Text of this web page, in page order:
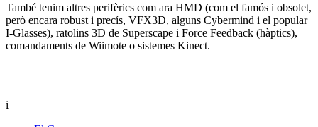
També tenim altres perifèrics com ara HMD (com el famós i obsolet,
però encara robust i precís, VFX3D, alguns Cybermind i el popular
I-Glasses), ratolins 3D de Superscape i Force Feedback (hàptics),
comandaments de Wiimote o sistemes Kinect.
i